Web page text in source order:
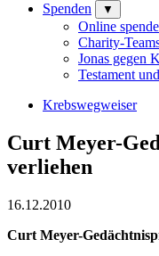
Spenden
▼
Online
Charity-
Jonas gegen
Testament
Krebswegweiser
Curt Meyer-
verliehen
16.12.2010
Curt Meyer-